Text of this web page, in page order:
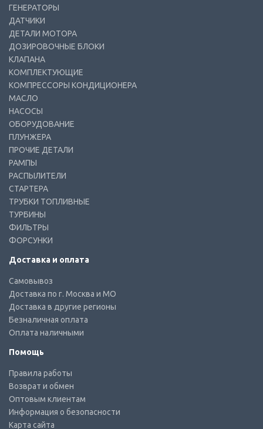
ГЕНЕРАТОРЫ
ДАТЧИКИ
ДЕТАЛИ МОТОРА
ДОЗИРОВОЧНЫЕ БЛОКИ
КЛАПАНА
КОМПЛЕКТУЮЩИЕ
КОМПРЕССОРЫ КОНДИЦИОНЕРА
МАСЛО
НАСОСЫ
ОБОРУДОВАНИЕ
ПЛУНЖЕРА
ПРОЧИЕ ДЕТАЛИ
РАМПЫ
РАСПЫЛИТЕЛИ
СТАРТЕРА
ТРУБКИ ТОПЛИВНЫЕ
ТУРБИНЫ
ФИЛЬТРЫ
ФОРСУНКИ
Доставка и оплата
Самовывоз
Доставка по г. Москва и МО
Доставка в другие регионы
Безналичная оплата
Оплата наличными
Помощь
Правила работы
Возврат и обмен
Оптовым клиентам
Информация о безопасности
Карта сайта